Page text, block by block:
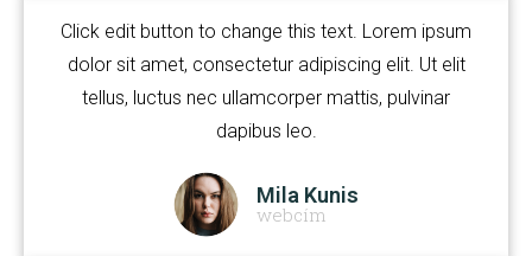
Click edit button to change this text. Lorem ipsum
dolor sit amet, consectetur adipiscing elit. Ut elit
tellus, luctus nec ullamcorper mattis, pulvinar
dapibus leo.
Mila Kunis
webcím